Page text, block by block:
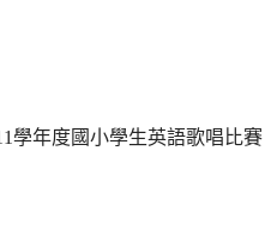
學年度國小學生英語歌唱比賽